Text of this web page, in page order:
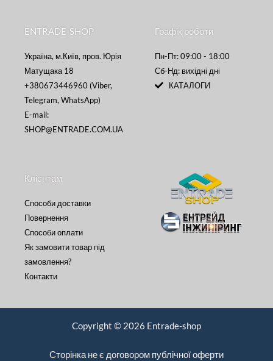
ENTRADE-SHOP
Україна, м.Київ, пров. Юрія
Матущака 18
+380673446960 (Viber,
Telegram, WhatsApp)
E-mail:
SHOP@ENTRADE.COM.UA
Графік роботи
Пн-Пт: 09:00 - 18:00
Сб-Нд: вихідні дні
КАТАЛОГИ
Клієнтам
Способи доставки
Повернення
Способи оплати
Як замовити товар під
замовлення?
Контакти
Copyright © 2026 Entrade-shop
Сторінка не є договором публічної оферти